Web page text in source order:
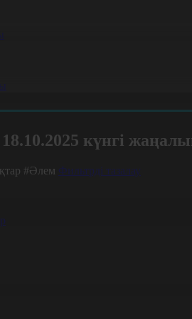
күнгі
#Әлем Фильтрді тазалау